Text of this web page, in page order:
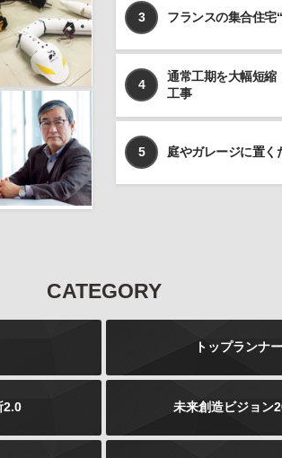
3 フランスの集合住宅
4
通常工期を大幅短縮
工事
5 庭やガレージに置く
CATEGORY
トップランナー
2.0 未来創造ビジョン